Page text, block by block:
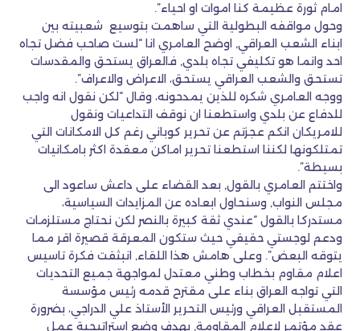
امام ثورة عظيمة كنا اموات او احياء”.
وحول مواقفه البطولية التي ساهمت بتوسيع شعبيته بين
ابناء الشعب العراقي, اوضح العامري انا “لست صاحب فضل تجاه
احد وانما هو تكليفي تجاه بلدي, فالعراق يستحق والمقدسات
تستحق والشعب العراقي يستحق، الاعراض والاعراف”.
ووجه العامري شكره للذين يمدحونه، وقال “لكن نقول انه واجب
للدفاع عن بلدي واستطعنا ان نوقف التداعيات ونقول
للامريكان انكم عجزتم عن تحرير كوباني رغم كل الامكانات التي
تمتلكونها لكننا استطعنا تحرير اماكن معقدة اكثر بامكانيات
بسيطة”.
واختتم العامري بالقول, بعد القضاء على داعش ساعود الى
مجلس النواب, وسنحاول ابعاده عن المزايدات السياسية،
مستدركا بالقول “عندي ثقة كبيرة بالنصر لكن نحتاج مستلزمات
ودعم لوجستي حقيقي حيث ستكون المعرقة قصيرة اقر مما
يتوقه البعض”. وعلى هامش هذا اللقاء, انبثقت فكرة تاسيس
اعلام مقاوم بخطاب وطني معتدل لمواجهة جميع التحديات
التي تواجه العراق بناء على مقترح قدمه رئيس مؤسسة
المستقبل العراقي ورئيس التحرير الأستاذ علي الدراجي، بضرورة
عقد مؤتمر لاعلام المقاومة, بهدف وضع استراتيجية عمل